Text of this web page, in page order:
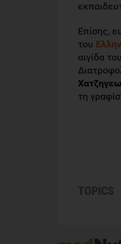
Επίσης,
του
αιγίδα
τη
TOPICS